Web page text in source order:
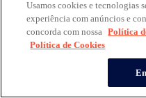
Usamos cookies e tecnologias
experiência com anúncios e
concorda com nossa Política
Política de Cookies